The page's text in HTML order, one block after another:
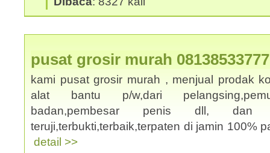
pusat grosir murah
kami pusat grosir murah , menjual prodak
alat bantu p/w,dari
badan,pembesar penis dll,
teruji,terbukti,terbaik,terpaten di jamin 100%
detail >>